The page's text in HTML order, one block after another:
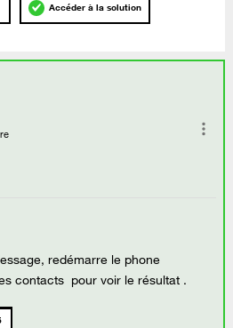
Accéder à la solution
redémarre le phone
contacts pour voir le résultat .